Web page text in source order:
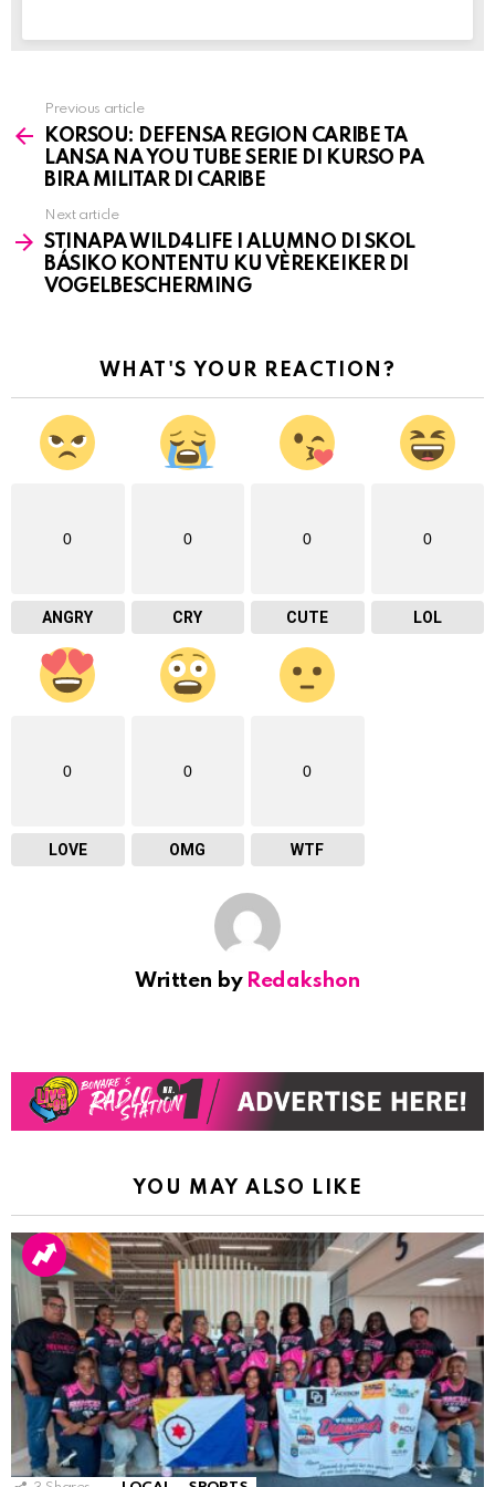
more
Previous article
KORSOU: DEFENSA REGION CARIBE TA
LANSA NA YOU TUBE SERIE DI KURSO PA
BIRA MILITAR DI CARIBE
Next article
STINAPA WILD4LIFE I ALUMNO DI SKOL
BÁSIKO KONTENTU KU VÈREKEIKER DI
VOGELBESCHERMING
WHAT'S YOUR REACTION?
0
ANGRY
0
CRY
0
CUTE
0
LOL
0
LOVE
0
OMG
0
WTF
Written by Redakshon
YOU MAY ALSO LIKE